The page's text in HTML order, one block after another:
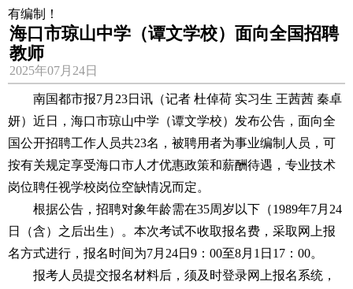
有编制！
海口市琼山中学（谭文学校）面向全国招聘
教师
2025年07月24日
南国都市报7月23日讯（记者 杜倬荷 实习生 王茜茜 秦卓
妍）近日，海口市琼山中学（谭文学校）发布公告，面向全
国公开招聘工作人员共23名，被聘用者为事业编制人员，可
按有关规定享受海口市人才优惠政策和薪酬待遇，专业技术
岗位聘任视学校岗位空缺情况而定。
根据公告，招聘对象年龄需在35周岁以下（1989年7月24
日（含）之后出生）。本次考试不收取报名费，采取网上报
名方式进行，报名时间为7月24日9：00至8月1日17：00。
报考人员提交报名材料后，须及时登录网上报名系统，